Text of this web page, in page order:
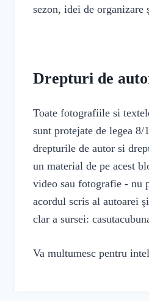
sezon, idei de organizare
Drepturi de
Toate fotografiile si
sunt protejate de legea
drepturile de autor si
un material de pe acest
video sau fotografie - nu
acordul scris al autoarei
clar a sursei:
Va multumesc pentru